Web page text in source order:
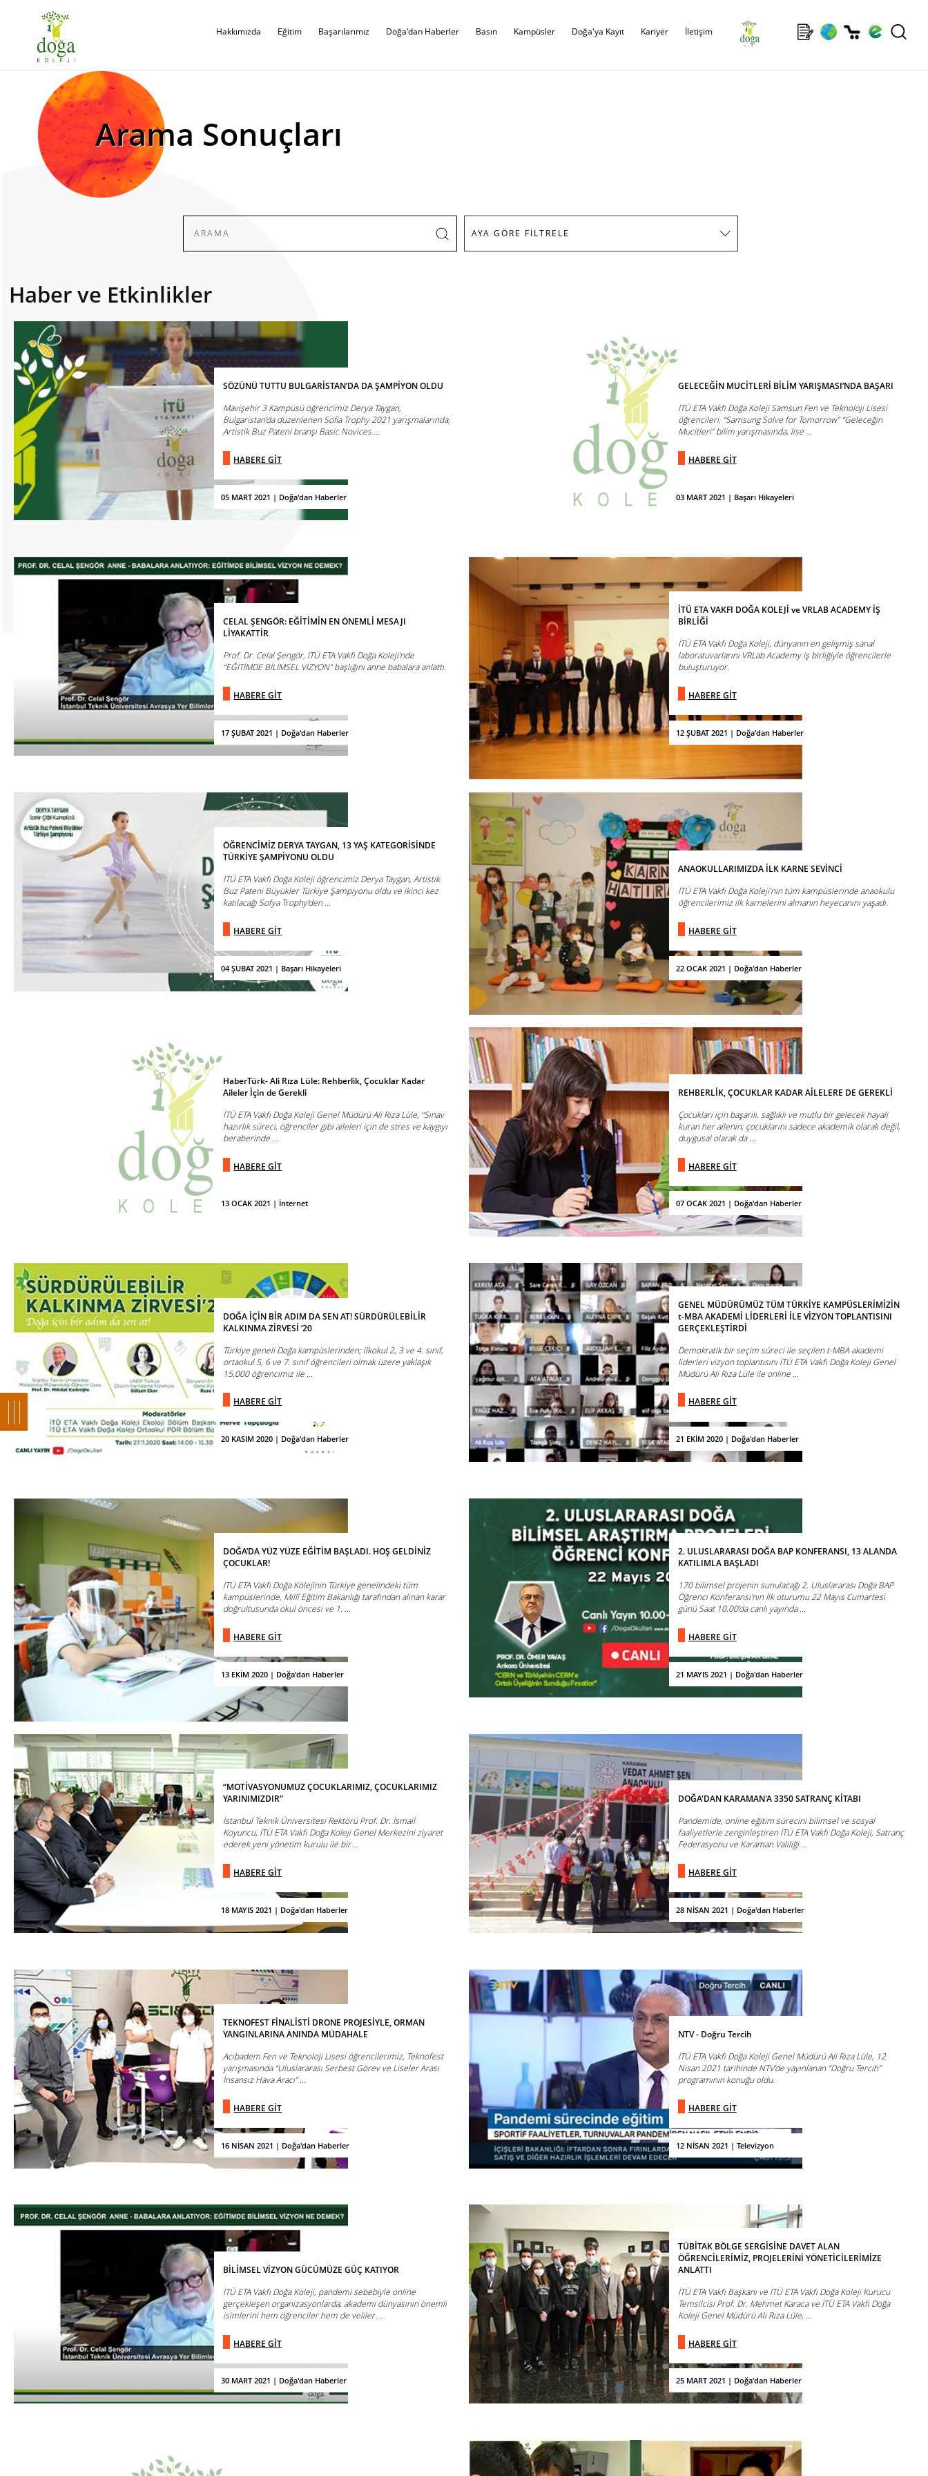
Hakkımızda Eğitim Başarılarımız Doğa'dan Haberler Basın Kampüsler Doğa'ya Kayıt Kariyer İletişim
Arama Sonuçları
Haber ve Etkinlikler
05 MART 2021 | Doğa'dan Haberler
SÖZÜNÜ TUTTU BULGARİSTAN’DA DA ŞAMPİYON OLDU
Mavişehir 3 Kampüsü öğrencimiz Derya Taygan,
Bulgaristan’da düzenlenen Sofia Trophy 2021 yarışmalarında,
Artistik Buz Pateni branşı Basic Novices ...
HABERE GİT
03 MART 2021 | Başarı Hikayeleri
GELECEĞİN MUCİTLERİ BİLİM YARIŞMASI’NDA BAŞARI
İTÜ ETA Vakfı Doğa Koleji Samsun Fen ve Teknoloji Lisesi
öğrencileri, “Samsung Solve for Tomorrow” “Geleceğin
Mucitleri” bilim yarışmasında, lise ...
HABERE GİT
17 ŞUBAT 2021 | Doğa'dan Haberler
CELAL ŞENGÖR: EĞİTİMİN EN ÖNEMLİ MESAJI
LİYAKATTİR
Prof. Dr. Celal Şengör, İTÜ ETA Vakfı Doğa Koleji’nde
“EĞİTİMDE BİLİMSEL VİZYON” başlığını anne babalara anlattı.
HABERE GİT
12 ŞUBAT 2021 | Doğa'dan Haberler
İTÜ ETA VAKFI DOĞA KOLEJİ ve VRLAB ACADEMY İŞ
BİRLİĞİ
İTÜ ETA Vakfı Doğa Koleji, dünyanın en gelişmiş sanal
laboratuvarlarını VRLab Academy iş birliğiyle öğrencilerle
buluşturuyor.
HABERE GİT
04 ŞUBAT 2021 | Başarı Hikayeleri
ÖĞRENCİMİZ DERYA TAYGAN, 13 YAŞ KATEGORİSİNDE
TÜRKİYE ŞAMPİYONU OLDU
İTÜ ETA Vakfı Doğa Koleji öğrencimiz Derya Taygan, Artistik
Buz Pateni Büyükler Türkiye Şampiyonu oldu ve ikinci kez
katılacağı Sofya Trophy’den ...
HABERE GİT
22 OCAK 2021 | Doğa'dan Haberler
ANAOKULLARIMIZDA İLK KARNE SEVİNCİ
İTÜ ETA Vakfı Doğa Koleji’nin tüm kampüslerinde anaokulu
öğrencilerimiz ilk karnelerini almanın heyecanını yaşadı.
HABERE GİT
13 OCAK 2021 | İnternet
HaberTürk- Ali Rıza Lüle: Rehberlik, Çocuklar Kadar
Aileler İçin de Gerekli
İTÜ ETA Vakfı Doğa Koleji Genel Müdürü Ali Rıza Lüle, “Sınav
hazırlık süreci, öğrenciler gibi aileleri için de stres ve kaygıyı
beraberinde ...
HABERE GİT
07 OCAK 2021 | Doğa'dan Haberler
REHBERLİK, ÇOCUKLAR KADAR AİLELERE DE GEREKLİ
Çocukları için başarılı, sağlıklı ve mutlu bir gelecek hayali
kuran her ailenin; çocuklarını sadece akademik olarak değil,
duygusal olarak da ...
HABERE GİT
20 KASIM 2020 | Doğa'dan Haberler
DOĞA İÇİN BİR ADIM DA SEN AT! SÜRDÜRÜLEBİLİR
KALKINMA ZİRVESİ ‘20
Türkiye geneli Doğa kampüslerinden; ilkokul 2, 3 ve 4. sınıf,
ortaokul 5, 6 ve 7. sınıf öğrencileri olmak üzere yaklaşık
15.000 öğrencimiz ile ...
HABERE GİT
21 EKİM 2020 | Doğa'dan Haberler
GENEL MÜDÜRÜMÜZ TÜM TÜRKİYE KAMPÜSLERİMİZİN
t-MBA AKADEMİ LİDERLERİ İLE VİZYON TOPLANTISINI
GERÇEKLEŞTİRDİ
Demokratik bir seçim süreci ile seçilen t-MBA akademi
liderleri vizyon toplantısını İTÜ ETA Vakfı Doğa Koleji Genel
Müdürü Ali Rıza Lüle ile online ...
HABERE GİT
13 EKİM 2020 | Doğa'dan Haberler
DOĞA’DA YÜZ YÜZE EĞİTİM BAŞLADI. HOŞ GELDİNİZ
ÇOCUKLAR!
İTÜ ETA Vakfı Doğa Kolejinin Türkiye genelindeki tüm
kampüslerinde, Millî Eğitim Bakanlığı tarafından alınan karar
doğrultusunda okul öncesi ve 1. ...
HABERE GİT
21 MAYIS 2021 | Doğa'dan Haberler
2. ULUSLARARASI DOĞA BAP KONFERANSI, 13 ALANDA
KATILIMLA BAŞLADI
170 bilimsel projenin sunulacağı 2. Uluslararası Doğa BAP
Öğrenci Konferansı'nın İlk oturumu 22 Mayıs Cumartesi
günü Saat 10.00’da canlı yayında ...
HABERE GİT
18 MAYIS 2021 | Doğa'dan Haberler
“MOTİVASYONUMUZ ÇOCUKLARIMIZ, ÇOCUKLARIMIZ
YARINIMIZDIR”
​İstanbul Teknik Üniversitesi Rektörü Prof. Dr. İsmail
Koyuncu, İTÜ ETA Vakfı Doğa Koleji Genel Merkezini ziyaret
ederek yeni yönetim kurulu ile bir ...
HABERE GİT
28 NİSAN 2021 | Doğa'dan Haberler
DOĞA'DAN KARAMAN'A 3350 SATRANÇ KİTABI
Pandemide, online eğitim sürecini bilimsel ve sosyal
faaliyetlerle zenginleştiren İTÜ ETA Vakfı Doğa Koleji, Satranç
Federasyonu ve Karaman Valiliği ...
HABERE GİT
16 NİSAN 2021 | Doğa'dan Haberler
TEKNOFEST FİNALİSTİ DRONE PROJESİYLE, ORMAN
YANGINLARINA ANINDA MÜDAHALE
Acıbadem Fen ve Teknoloji Lisesi öğrencilerimiz, Teknofest
yarışmasında “Uluslararası Serbest Görev ve Liseler Arası
İnsansız Hava Aracı” ...
HABERE GİT
12 NİSAN 2021 | Televizyon
NTV - Doğru Tercih
İTÜ ETA Vakfı Doğa Koleji Genel Müdürü Ali Rıza Lüle, 12
Nisan 2021 tarihinde NTV’de yayınlanan “Doğru Tercih”
programının konuğu oldu.
HABERE GİT
30 MART 2021 | Doğa'dan Haberler
BİLİMSEL VİZYON GÜCÜMÜZE GÜÇ KATIYOR
İTÜ ETA Vakfı Doğa Koleji, pandemi sebebiyle online
gerçekleşen organizasyonlarda, akademi dünyasının önemli
isimlerini hem öğrenciler hem de veliler ...
HABERE GİT
25 MART 2021 | Doğa'dan Haberler
TÜBİTAK BÖLGE SERGİSİNE DAVET ALAN
ÖĞRENCİLERİMİZ, PROJELERİNİ YÖNETİCİLERİMİZE
ANLATTI
İTÜ ETA Vakfı Başkanı ve İTÜ ETA Vakfı Doğa Koleji Kurucu
Temsilcisi Prof. Dr. Mehmet Karaca ve İTÜ ETA Vakfı Doğa
Koleji Genel Müdürü Ali Rıza Lüle, ...
HABERE GİT